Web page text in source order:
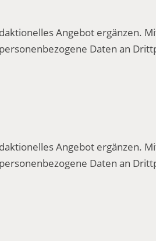
Angebot ergänzen.
Daten an
Angebot ergänzen.
Daten an